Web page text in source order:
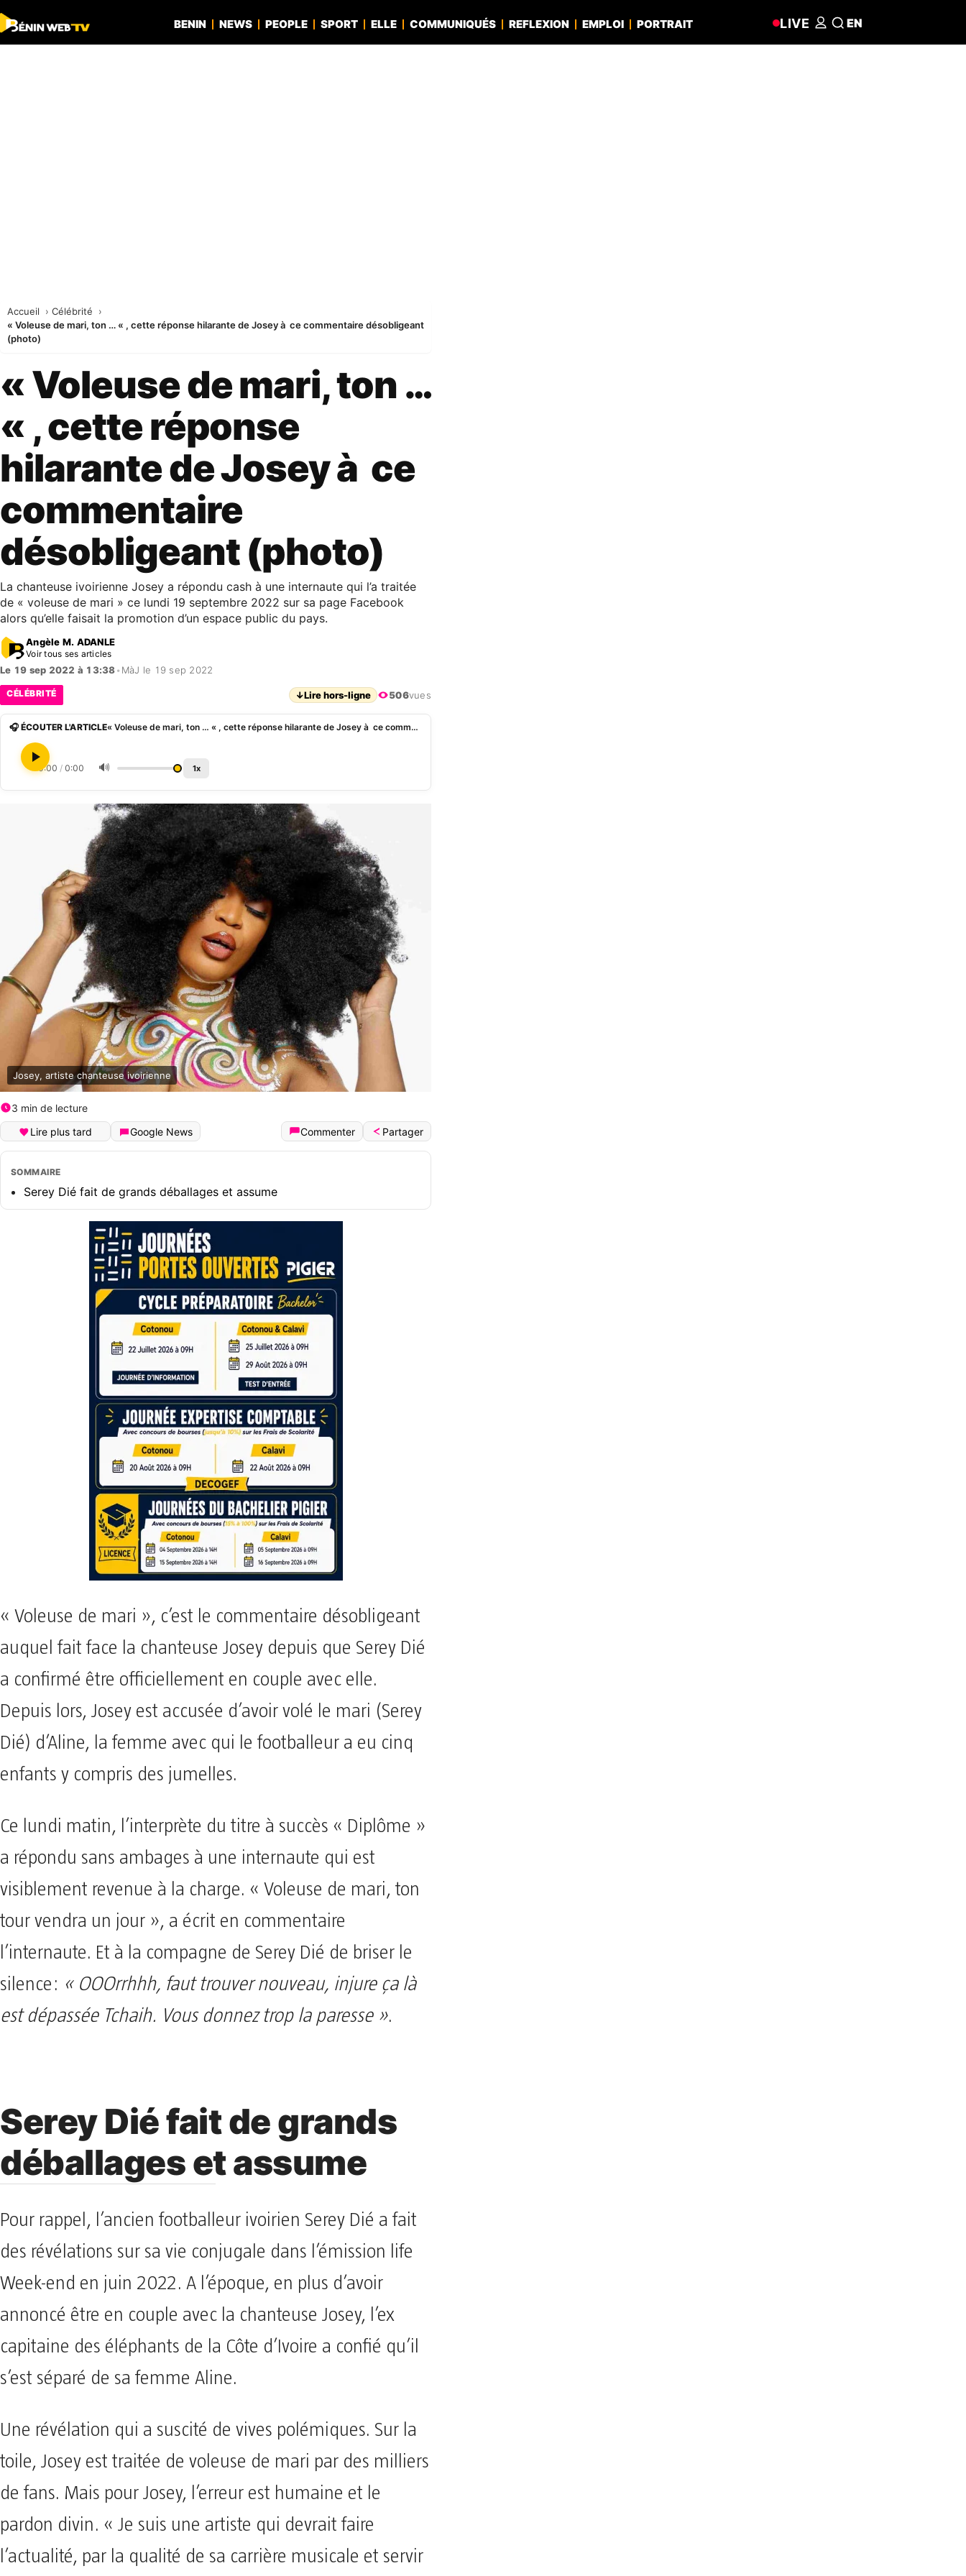
BENIN NEWS PEOPLE SPORT ELLE COMMUNIQUÉS REFLEXION EMPLOI PORTRAIT LIVE EN
Accueil
Célébrité
« Voleuse de mari, ton … « , cette réponse hilarante de Josey à ce commentaire désobligeant
(photo)
« Voleuse de mari, ton …
« , cette réponse
hilarante de Josey à ce
commentaire
désobligeant (photo)
La chanteuse ivoirienne Josey a répondu cash à une internaute qui l’a traitée
de « voleuse de mari » ce lundi 19 septembre 2022 sur sa page Facebook
alors qu’elle faisait la promotion d’un espace public du pays.
Angèle M. ADANLE
Voir tous ses articles
Le 19 sep 2022 à 13:38• MàJ le 19 sep 2022
CÉLÉBRITÉ ↓Lire hors-ligne 506vues
🎧 ÉCOUTER L'ARTICLE « Voleuse de mari, ton … « , cette réponse hilarante de Josey à ce commentaire désobligeant (photo)
0:00 / 0:00 🔊 1x
Josey, artiste chanteuse ivoirienne
3 min de lecture
Lire plus tard
Google News Commenter Partager
SOMMAIRE
Serey Dié fait de grands déballages et assume
« Voleuse de mari », c’est le commentaire désobligeant
auquel fait face la chanteuse Josey depuis que Serey Dié
a confirmé être officiellement en couple avec elle.
Depuis lors, Josey est accusée d’avoir volé le mari (Serey
Dié) d’Aline, la femme avec qui le footballeur a eu cinq
enfants y compris des jumelles.
Ce lundi matin, l’interprète du titre à succès « Diplôme »
a répondu sans ambages à une internaute qui est
visiblement revenue à la charge. « Voleuse de mari, ton
tour vendra un jour », a écrit en commentaire
l’internaute. Et à la compagne de Serey Dié de briser le
silence: « OOOrrhhh, faut trouver nouveau, injure ça là
est dépassée Tchaih. Vous donnez trop la paresse ».
Serey Dié fait de grands
déballages et assume
Pour rappel, l’ancien footballeur ivoirien Serey Dié a fait
des révélations sur sa vie conjugale dans l’émission life
Week-end en juin 2022. A l’époque, en plus d’avoir
annoncé être en couple avec la chanteuse Josey, l’ex
capitaine des éléphants de la Côte d’Ivoire a confié qu’il
s’est séparé de sa femme Aline.
Une révélation qui a suscité de vives polémiques. Sur la
toile, Josey est traitée de voleuse de mari par des milliers
de fans. Mais pour Josey, l’erreur est humaine et le
pardon divin. « Je suis une artiste qui devrait faire
l’actualité, par la qualité de sa carrière musicale et servir